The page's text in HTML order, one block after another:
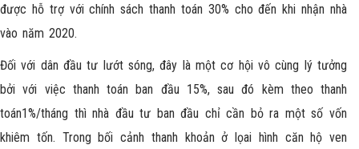
được hỗ trợ với chính sách thanh toán 30% cho đến khi nhận nhà
vào năm 2020.
Đối với dân đầu tư lướt sóng, đây là một cơ hội vô cùng lý tưởng
bởi với việc thanh toán ban đầu 15%, sau đó kèm theo thanh
toán1%/tháng thì nhà đầu tư ban đầu chỉ cần bỏ ra một số vốn
khiêm tốn. Trong bối cảnh thanh khoản ở lọai hình căn hộ ven